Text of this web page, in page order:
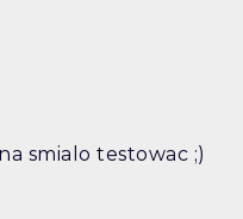
smialo testowac ;)